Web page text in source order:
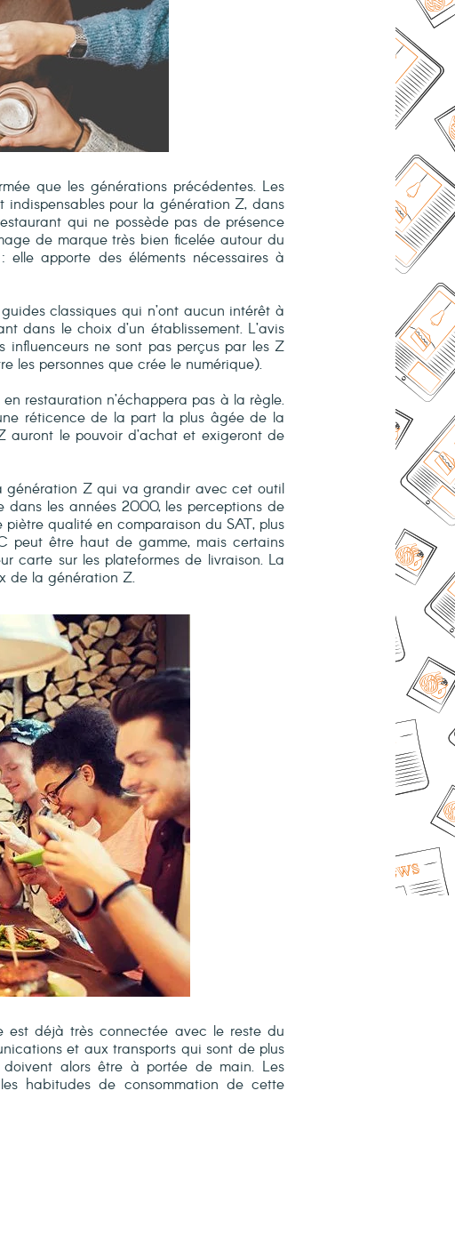
que les générations précédentes. Les
pour la génération Z, dans
qui ne possède pas de présence
de marque très bien ficelée autour du
apporte des éléments nécessaires à
classiques qui n’ont aucun intérêt à
dans le choix d’un établissement. L’avis
influenceurs ne sont pas perçus par les Z
les personnes que crée le numérique).
restauration n’échappera pas à la règle.
réticence de la part la plus âgée de la
auront le pouvoir d’achat et exigeront de
génération Z qui va grandir avec cet outil
dans les années 2000, les perceptions de
qualité en comparaison du SAT, plus
peut être haut de gamme, mais certains
carte sur les plateformes de livraison. La
de la génération Z.
est déjà très connectée avec le reste du
et aux transports qui sont de plus
alors être à portée de main. Les
habitudes de consommation de cette